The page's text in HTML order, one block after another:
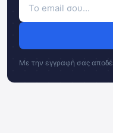
Με την εγγραφή σας